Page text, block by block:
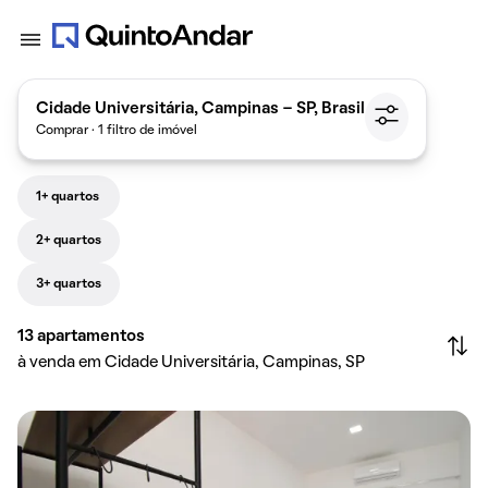
Cidade Universitária, Campinas - SP, Brasil
Comprar · 1 filtro de imóvel
1+ quartos
2+ quartos
3+ quartos
13 apartamentos
à venda em Cidade Universitária, Campinas, SP